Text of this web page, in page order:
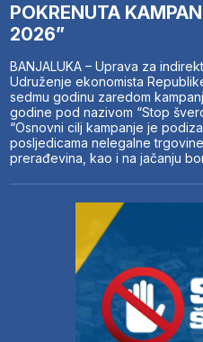
POKRENUTA
2026”
BANJALUKA – Uprava za
Udruženje ekonomista
sedmu godinu zaredom
godine pod nazivom “Stop
“Osnovni cilj kampanje je
posljedicama nelegalne
prerađevina, kao i na jačanju